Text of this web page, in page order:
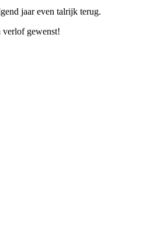
jaar even talrijk terug.
verlof gewenst!